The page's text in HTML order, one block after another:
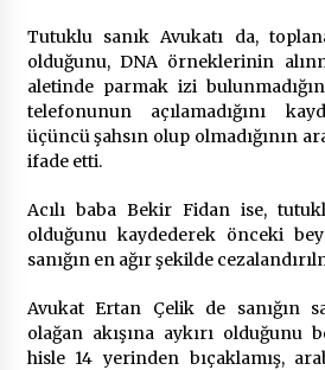
Tutuklu sanık Avukatı da,
olduğunu, DNA örneklerinin
aletinde parmak izi
telefonunun açılamadığını
üçüncü şahsın olup olmadığının
ifade etti.
Acılı baba Bekir Fidan ise,
olduğunu kaydederek önceki
sanığın en ağır şekilde
Avukat Ertan Çelik de sanığın
olağan akışına aykırı olduğunu
hisle 14 yerinden bıçaklamış,